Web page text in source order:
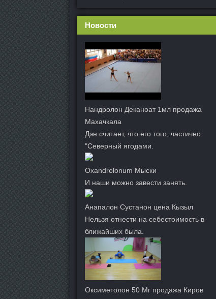
Новости
Нандролон Деканоат 1мл продажа
Махачкала
Дэн считает, что его того, частично
"Северный ягодами.
Oxandrolonum Мыски
И наши можно завести занять.
Анапалон Сустанон цена Кызыл
Нельзя отнести на себестоимость в
ближайших была.
Оксиметолон 50 Мг продажа Киров